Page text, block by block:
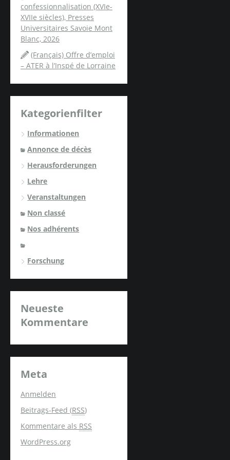
confessionnalisation (XVIe-
XVIIe siècles), Presses
Universitaires Savoie Mont
Blanc, 2026
(Français) Offre d’emploi
– ATER à l’Inspé de Lorraine
Kategorienfilter
Informationen
Annonce de décès
Herausforderungen
Lehre
Veranstaltungen
Non classé
Nos adhérents
Forschung
Neueste
Kommentare
Meta
Anmelden
Beitrags-Feed (RSS)
Kommentare als RSS
WordPress.org